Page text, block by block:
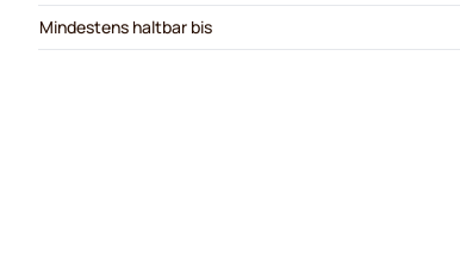
Mindestens haltbar bis